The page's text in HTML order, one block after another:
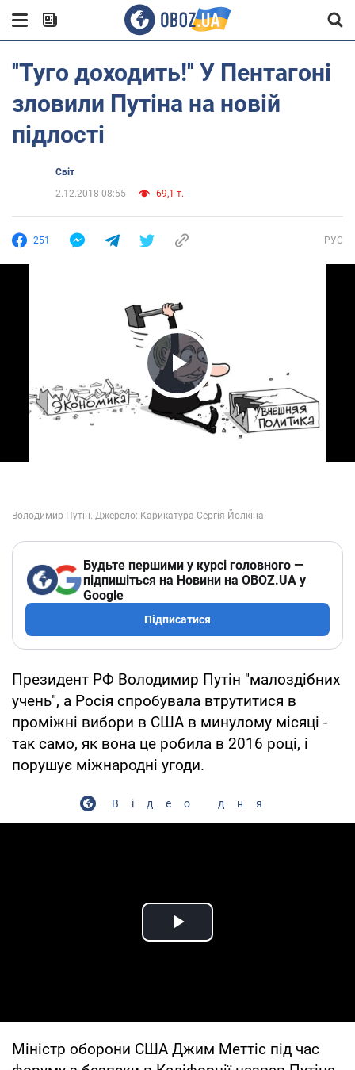
''Туго доходить!'' У Пентагоні
зловили Путіна на новій
підлості
Світ
2.12.2018 08:55
69,1 т.
251 РУС
Play Video
Будьте першими у курсі головного —
підпишіться на Новини на OBOZ.UA у
Google
Підписатися
Президент РФ Володимир Путін "малоздібних
учень", а Росія спробувала втрутитися в
проміжні вибори в США в минулому місяці -
так само, як вона це робила в 2016 році, і
порушує міжнародні угоди.
Відео дня
Play Video
Міністр оборони США Джим Меттіс під час